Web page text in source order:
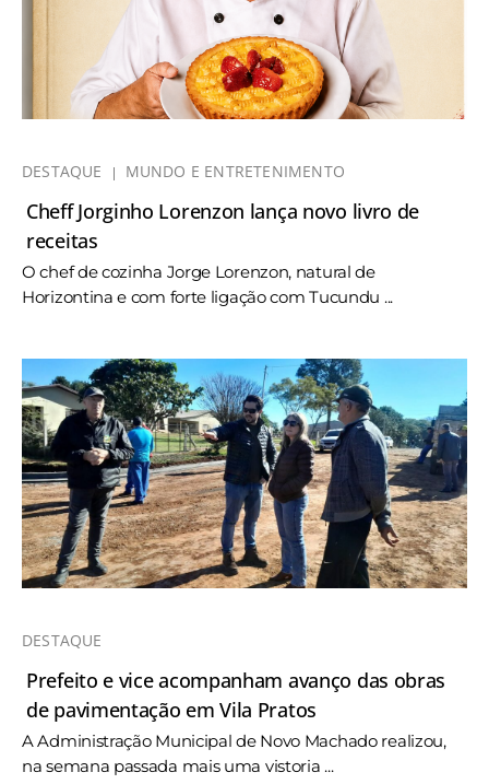
DESTAQUE MUNDO E ENTRETENIMENTO
Cheff Jorginho Lorenzon lança novo livro de
receitas
O chef de cozinha Jorge Lorenzon, natural de
Horizontina e com forte ligação com Tucundu ...
DESTAQUE
Prefeito e vice acompanham avanço das obras
de pavimentação em Vila Pratos
A Administração Municipal de Novo Machado realizou,
na semana passada mais uma vistoria ...